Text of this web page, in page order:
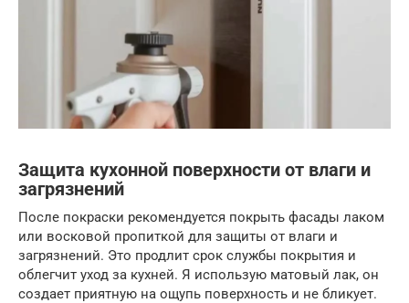
Защита кухонной поверхности от влаги и
загрязнений
После покраски рекомендуется покрыть фасады лаком
или восковой пропиткой для защиты от влаги и
загрязнений. Это продлит срок службы покрытия и
облегчит уход за кухней. Я использую матовый лак, он
создает приятную на ощупь поверхность и не бликует.